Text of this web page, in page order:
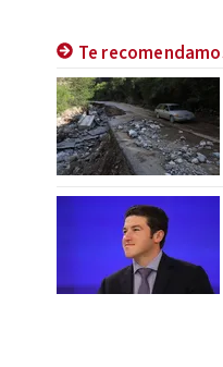
Te